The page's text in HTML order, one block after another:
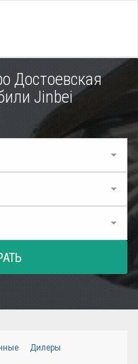
Достоевская
Jinbei
Дилеры